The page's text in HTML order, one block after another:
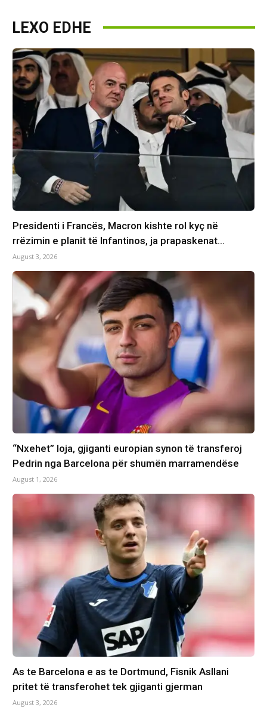
LEXO EDHE
Presidenti i Francës, Macron kishte rol kyç në
rrëzimin e planit të Infantinos, ja prapaskenat…
August 3, 2026
“Nxehet” loja, gjiganti europian synon të transferoj
Pedrin nga Barcelona për shumën marramendëse
August 1, 2026
As te Barcelona e as te Dortmund, Fisnik Asllani
pritet të transferohet tek gjiganti gjerman
August 3, 2026